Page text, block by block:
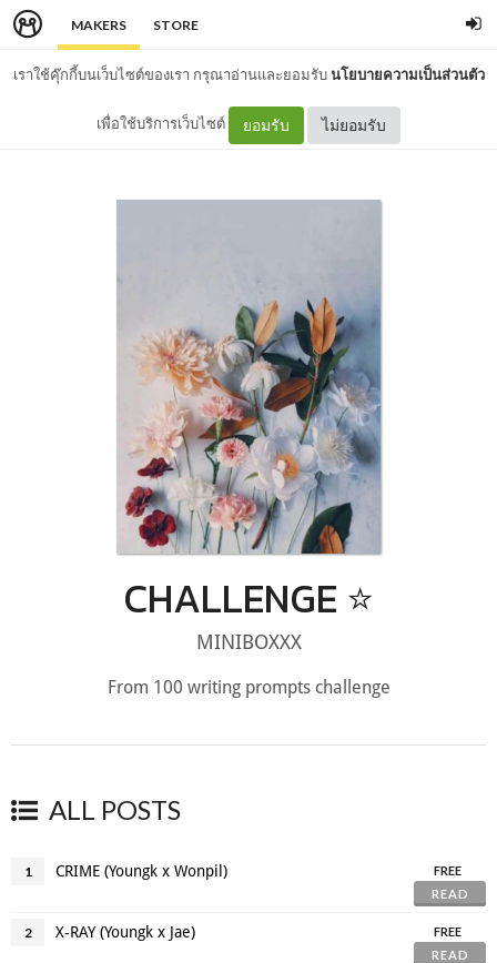
MAKERS STORE
เราใช้คุ๊กกี้บนเว็บไซต์ของเรา กรุณาอ่านและยอมรับนโยบายความเป็นส่วนตัว
เพื่อใช้บริการเว็บไซต์ ยอมรับ ไม่ยอมรับ
CHALLENGE ⭐
MINIBOXXX
From 100 writing prompts challenge
ALL POSTS
1 CRIME (Youngk x Wonpil)
FREE
READ
2 X-RAY (Youngk x Jae)
FREE
READ